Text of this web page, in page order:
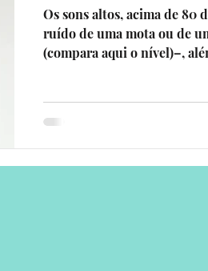
Praticantes
Os sons altos, acima de 80
ruído de uma mota ou de
(compara aqui o nível)–,